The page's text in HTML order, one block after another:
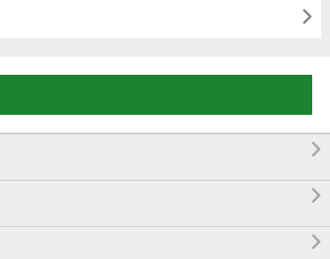



